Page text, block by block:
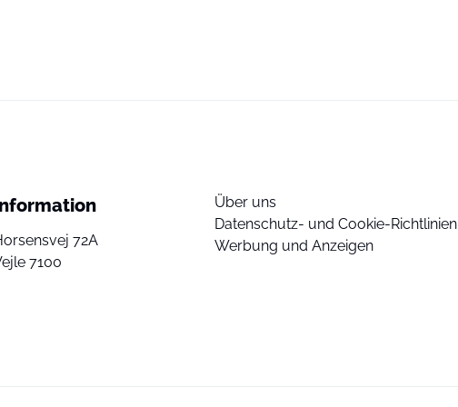
72A
7100
Über uns
Datenschutz- und Cookie-Richtlinien
Werbung und Anzeigen